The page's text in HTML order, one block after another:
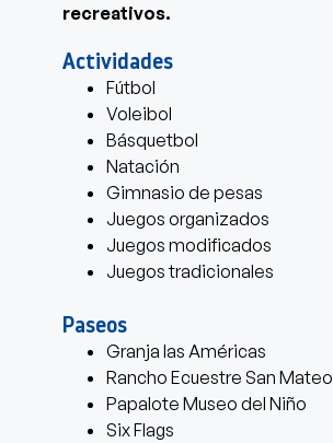
recreativos.
Actividades
Fútbol
Voleibol
Básquetbol
Natación
Gimnasio de pesas
Juegos organizados
Juegos modificados
Juegos tradicionales
Paseos
Granja las Américas
Rancho Ecuestre San Mateo
Papalote Museo del Niño
Six Flags